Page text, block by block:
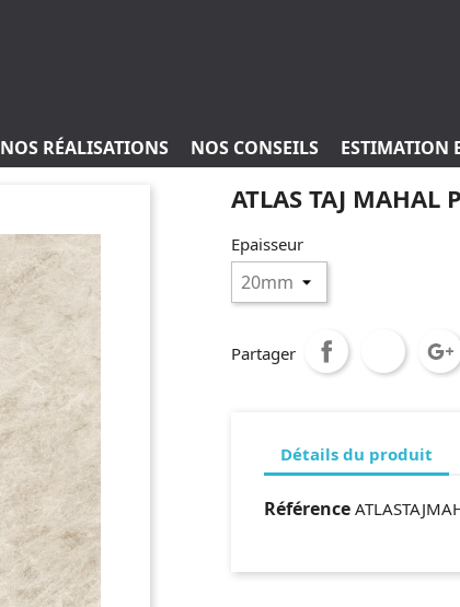
NOS RÉALISATIONS NOS CONSEILS ESTIMATION
ATLAS TAJ MAHAL
Epaisseur
Partager
Détails du produit
Référence